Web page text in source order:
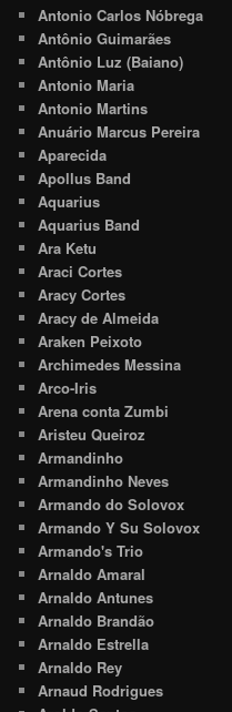
Antonio Carlos Nóbrega
Antônio Guimarães
Antônio Luz (Baiano)
Antonio Maria
Antonio Martins
Anuário Marcus Pereira
Aparecida
Apollus Band
Aquarius
Aquarius Band
Ara Ketu
Araci Cortes
Aracy Cortes
Aracy de Almeida
Araken Peixoto
Archimedes Messina
Arco-Iris
Arena conta Zumbi
Aristeu Queiroz
Armandinho
Armandinho Neves
Armando do Solovox
Armando Y Su Solovox
Armando's Trio
Arnaldo Amaral
Arnaldo Antunes
Arnaldo Brandão
Arnaldo Estrella
Arnaldo Rey
Arnaud Rodrigues